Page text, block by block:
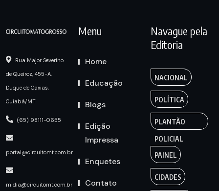
Rua Major Severino
de Queiroz, 455-A,
Duque de Caxias,
Cuiabá/MT
(65) 98111-0655
portal@circuitomt.com.br
midia@circuitomt.com.br
Menu
Home
Educação
Blogs
Edição
Impressa
Enquetes
Contato
Navague pela
Editoria
NACIONAL
POLÍTICA
PLANTÃO
POLICIAL
PAINEL
CIDADES